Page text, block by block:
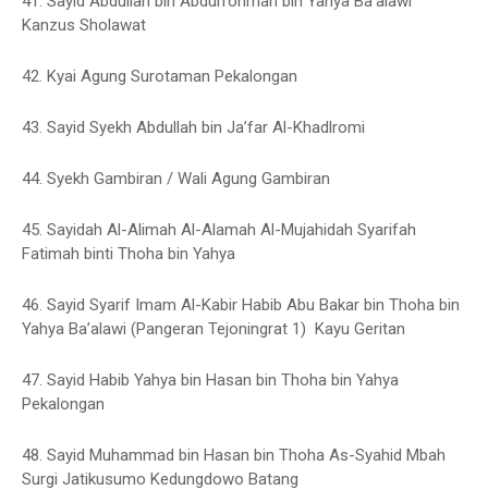
Kanzus Sholawat
42. Kyai Agung Surotaman Pekalongan
43. Sayid Syekh Abdullah bin Ja’far Al-Khadlromi
44. Syekh Gambiran / Wali Agung Gambiran
45. Sayidah Al-Alimah Al-Alamah Al-Mujahidah Syarifah
Fatimah binti Thoha bin Yahya
46. Sayid Syarif Imam Al-Kabir Habib Abu Bakar bin Thoha bin
Yahya Ba’alawi (Pangeran Tejoningrat 1) Kayu Geritan
47. Sayid Habib Yahya bin Hasan bin Thoha bin Yahya
Pekalongan
48. Sayid Muhammad bin Hasan bin Thoha As-Syahid Mbah
Surgi Jatikusumo Kedungdowo Batang